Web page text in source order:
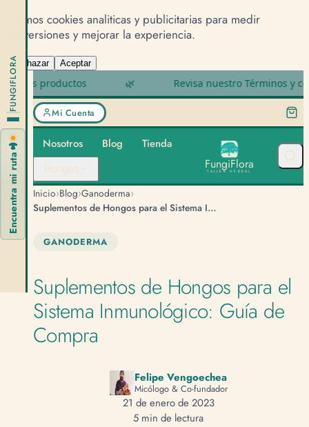
Usamos cookies analiticas y publicitarias para medir
conversiones y mejorar la experiencia.
Rechazar Aceptar
FUNGIFLORA
🍄
Encuentra mi ruta
🌿 Revisa nuestro Términos y
Mi Cuenta
Nosotros Blog Tienda
Hongos FungiFlora
TALLER HERBAL
Inicio›Blog›Ganoderma›
Suplementos de Hongos para el Sistema Inmunológico: Guía de Compra
GANODERMA
Suplementos de Hongos para el
Sistema Inmunológico: Guía de
Compra
Felipe Vengoechea
Micólogo & Co-fundador
21 de enero de 2023
5 min de lectura